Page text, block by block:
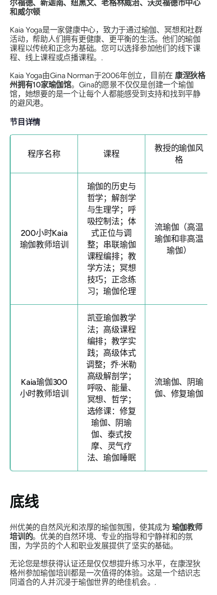
尔福德、新迦南、纽黑文、老格林威治、沃灵福德市中心
和威尔顿
Kaia Yoga是一家健康中心，致力于通过瑜伽、冥想和社群
活动，帮助人们拥有更健康、更平衡的生活。他们的瑜伽
课程以传统和正念为基础。您可以选择参加他们的线下课
程、线上课程或点播课程。.
Kaia Yoga由Gina Norman于2006年创立，目前在 康涅狄格
州拥有10家瑜伽馆。Gina的愿景不仅仅是创建一个瑜伽
馆，她想要的是一个让每个人都能感受到支持和找到平静
的避风港。
节目详情
程序名称 课程
教授的瑜伽风
格
200小时Kaia
瑜伽教师培训
瑜伽的历史与
哲学；解剖学
与生理学；呼
吸控制法；体
式正位与调
整；串联瑜伽
课程编排；教
学方法；冥想
技巧；正念练
习；瑜伽伦理
流瑜伽（高温
瑜伽和非高温
瑜伽）
Kaia瑜伽300
小时教师培训
凯亚瑜伽教学
法；高级课程
编排；教学实
践；高级体式
调整；乔·米勒
高级解剖学；
呼吸、能量、
冥想、哲学；
选修课：修复
瑜伽、阴瑜
伽、泰式按
摩、灵气疗
法、瑜伽睡眠
流瑜伽、阴瑜
伽、修复瑜伽
底线
州优美的自然风光和浓厚的瑜伽氛围，使其成为 瑜伽教师
培训的。优美的自然环境、专业的指导和宁静祥和的氛
围，为学员的个人和职业发展提供了坚实的基础。
无论您是想获得认证还是仅仅想提升练习水平，在康涅狄
格州参加瑜伽培训都是一次值得的体验。这是一个结识志
同道合的人并沉浸于瑜伽世界的绝佳机会。.